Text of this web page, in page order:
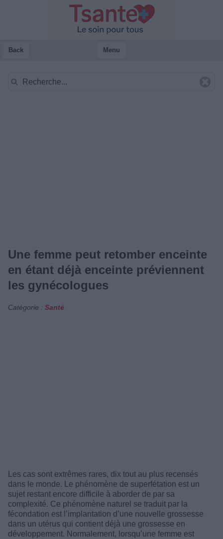
Back Menu
Une femme peut retomber enceinte
en étant déjà enceinte préviennent
les gynécologues
Catégorie : Santé
Les cas sont extrêmes rares, dix tout au plus recensés
dans le monde. Le phénomène de superfétation est un
sujet restant encore difficile à aborder de par sa
complexité. Ce phénomène naturel se traduit par la
fécondation est l’implantation d’une nouvelle grossesse
dans un utérus qui contient déjà une grossesse en
développement. Normalement, lorsqu’une femme est